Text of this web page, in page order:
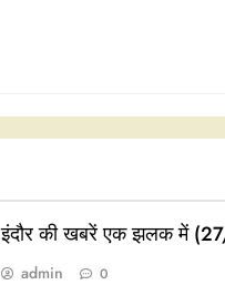
इंदौर की खबरें एक झलक में
admin 0